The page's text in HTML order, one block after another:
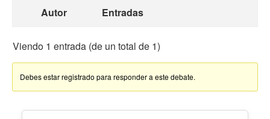
Autor Entradas
Viendo 1 entrada (de un total de 1)
Debes estar registrado para responder a este debate.